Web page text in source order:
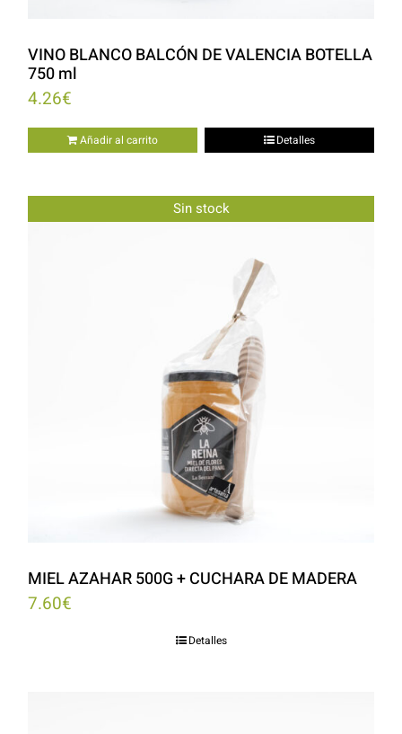
VINO BLANCO BALCÓN DE VALENCIA BOTELLA
750 ml
4.26€
Añadir al carrito Detalles
Sin stock
MIEL AZAHAR 500G + CUCHARA DE MADERA
7.60€
Detalles